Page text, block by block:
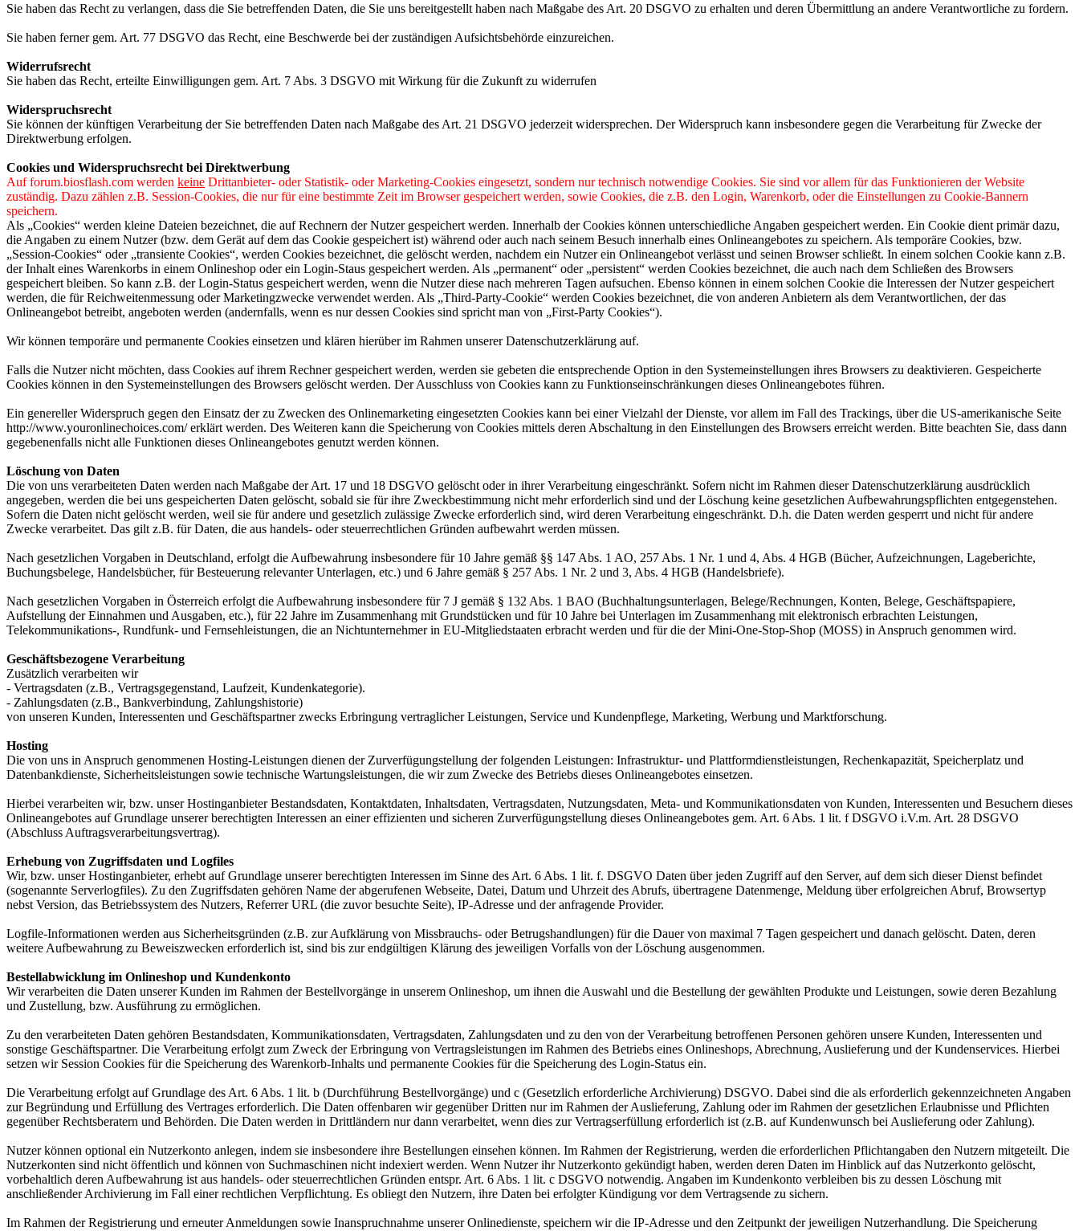
Sie haben das Recht zu verlangen, dass die Sie betreffenden Daten, die Sie uns bereitgestellt haben nach Maßgabe des Art. 20 DSGVO zu erhalten und deren Übermittlung an andere Verantwortliche zu fordern.
Sie haben ferner gem. Art. 77 DSGVO das Recht, eine Beschwerde bei der zuständigen Aufsichtsbehörde einzureichen.
Widerrufsrecht
Sie haben das Recht, erteilte Einwilligungen gem. Art. 7 Abs. 3 DSGVO mit Wirkung für die Zukunft zu widerrufen
Widerspruchsrecht
Sie können der künftigen Verarbeitung der Sie betreffenden Daten nach Maßgabe des Art. 21 DSGVO jederzeit widersprechen. Der Widerspruch kann insbesondere gegen die Verarbeitung für Zwecke der
Direktwerbung erfolgen.
Cookies und Widerspruchsrecht bei Direktwerbung
Auf forum.biosflash.com werden keine Drittanbieter- oder Statistik- oder Marketing-Cookies eingesetzt, sondern nur technisch notwendige Cookies. Sie sind vor allem für das Funktionieren der Website
zuständig. Dazu zählen z.B. Session-Cookies, die nur für eine bestimmte Zeit im Browser gespeichert werden, sowie Cookies, die z.B. den Login, Warenkorb, oder die Einstellungen zu Cookie-Bannern
speichern.
Als „Cookies“ werden kleine Dateien bezeichnet, die auf Rechnern der Nutzer gespeichert werden. Innerhalb der Cookies können unterschiedliche Angaben gespeichert werden. Ein Cookie dient primär dazu,
die Angaben zu einem Nutzer (bzw. dem Gerät auf dem das Cookie gespeichert ist) während oder auch nach seinem Besuch innerhalb eines Onlineangebotes zu speichern. Als temporäre Cookies, bzw.
„Session-Cookies“ oder „transiente Cookies“, werden Cookies bezeichnet, die gelöscht werden, nachdem ein Nutzer ein Onlineangebot verlässt und seinen Browser schließt. In einem solchen Cookie kann z.B.
der Inhalt eines Warenkorbs in einem Onlineshop oder ein Login-Staus gespeichert werden. Als „permanent“ oder „persistent“ werden Cookies bezeichnet, die auch nach dem Schließen des Browsers
gespeichert bleiben. So kann z.B. der Login-Status gespeichert werden, wenn die Nutzer diese nach mehreren Tagen aufsuchen. Ebenso können in einem solchen Cookie die Interessen der Nutzer gespeichert
werden, die für Reichweitenmessung oder Marketingzwecke verwendet werden. Als „Third-Party-Cookie“ werden Cookies bezeichnet, die von anderen Anbietern als dem Verantwortlichen, der das
Onlineangebot betreibt, angeboten werden (andernfalls, wenn es nur dessen Cookies sind spricht man von „First-Party Cookies“).
Wir können temporäre und permanente Cookies einsetzen und klären hierüber im Rahmen unserer Datenschutzerklärung auf.
Falls die Nutzer nicht möchten, dass Cookies auf ihrem Rechner gespeichert werden, werden sie gebeten die entsprechende Option in den Systemeinstellungen ihres Browsers zu deaktivieren. Gespeicherte
Cookies können in den Systemeinstellungen des Browsers gelöscht werden. Der Ausschluss von Cookies kann zu Funktionseinschränkungen dieses Onlineangebotes führen.
Ein genereller Widerspruch gegen den Einsatz der zu Zwecken des Onlinemarketing eingesetzten Cookies kann bei einer Vielzahl der Dienste, vor allem im Fall des Trackings, über die US-amerikanische Seite
http://www.youronlinechoices.com/ erklärt werden. Des Weiteren kann die Speicherung von Cookies mittels deren Abschaltung in den Einstellungen des Browsers erreicht werden. Bitte beachten Sie, dass dann
gegebenenfalls nicht alle Funktionen dieses Onlineangebotes genutzt werden können.
Löschung von Daten
Die von uns verarbeiteten Daten werden nach Maßgabe der Art. 17 und 18 DSGVO gelöscht oder in ihrer Verarbeitung eingeschränkt. Sofern nicht im Rahmen dieser Datenschutzerklärung ausdrücklich
angegeben, werden die bei uns gespeicherten Daten gelöscht, sobald sie für ihre Zweckbestimmung nicht mehr erforderlich sind und der Löschung keine gesetzlichen Aufbewahrungspflichten entgegenstehen.
Sofern die Daten nicht gelöscht werden, weil sie für andere und gesetzlich zulässige Zwecke erforderlich sind, wird deren Verarbeitung eingeschränkt. D.h. die Daten werden gesperrt und nicht für andere
Zwecke verarbeitet. Das gilt z.B. für Daten, die aus handels- oder steuerrechtlichen Gründen aufbewahrt werden müssen.
Nach gesetzlichen Vorgaben in Deutschland, erfolgt die Aufbewahrung insbesondere für 10 Jahre gemäß §§ 147 Abs. 1 AO, 257 Abs. 1 Nr. 1 und 4, Abs. 4 HGB (Bücher, Aufzeichnungen, Lageberichte,
Buchungsbelege, Handelsbücher, für Besteuerung relevanter Unterlagen, etc.) und 6 Jahre gemäß § 257 Abs. 1 Nr. 2 und 3, Abs. 4 HGB (Handelsbriefe).
Nach gesetzlichen Vorgaben in Österreich erfolgt die Aufbewahrung insbesondere für 7 J gemäß § 132 Abs. 1 BAO (Buchhaltungsunterlagen, Belege/Rechnungen, Konten, Belege, Geschäftspapiere,
Aufstellung der Einnahmen und Ausgaben, etc.), für 22 Jahre im Zusammenhang mit Grundstücken und für 10 Jahre bei Unterlagen im Zusammenhang mit elektronisch erbrachten Leistungen,
Telekommunikations-, Rundfunk- und Fernsehleistungen, die an Nichtunternehmer in EU-Mitgliedstaaten erbracht werden und für die der Mini-One-Stop-Shop (MOSS) in Anspruch genommen wird.
Geschäftsbezogene Verarbeitung
Zusätzlich verarbeiten wir
- Vertragsdaten (z.B., Vertragsgegenstand, Laufzeit, Kundenkategorie).
- Zahlungsdaten (z.B., Bankverbindung, Zahlungshistorie)
von unseren Kunden, Interessenten und Geschäftspartner zwecks Erbringung vertraglicher Leistungen, Service und Kundenpflege, Marketing, Werbung und Marktforschung.
Hosting
Die von uns in Anspruch genommenen Hosting-Leistungen dienen der Zurverfügungstellung der folgenden Leistungen: Infrastruktur- und Plattformdienstleistungen, Rechenkapazität, Speicherplatz und
Datenbankdienste, Sicherheitsleistungen sowie technische Wartungsleistungen, die wir zum Zwecke des Betriebs dieses Onlineangebotes einsetzen.
Hierbei verarbeiten wir, bzw. unser Hostinganbieter Bestandsdaten, Kontaktdaten, Inhaltsdaten, Vertragsdaten, Nutzungsdaten, Meta- und Kommunikationsdaten von Kunden, Interessenten und Besuchern dieses
Onlineangebotes auf Grundlage unserer berechtigten Interessen an einer effizienten und sicheren Zurverfügungstellung dieses Onlineangebotes gem. Art. 6 Abs. 1 lit. f DSGVO i.V.m. Art. 28 DSGVO
(Abschluss Auftragsverarbeitungsvertrag).
Erhebung von Zugriffsdaten und Logfiles
Wir, bzw. unser Hostinganbieter, erhebt auf Grundlage unserer berechtigten Interessen im Sinne des Art. 6 Abs. 1 lit. f. DSGVO Daten über jeden Zugriff auf den Server, auf dem sich dieser Dienst befindet
(sogenannte Serverlogfiles). Zu den Zugriffsdaten gehören Name der abgerufenen Webseite, Datei, Datum und Uhrzeit des Abrufs, übertragene Datenmenge, Meldung über erfolgreichen Abruf, Browsertyp
nebst Version, das Betriebssystem des Nutzers, Referrer URL (die zuvor besuchte Seite), IP-Adresse und der anfragende Provider.
Logfile-Informationen werden aus Sicherheitsgründen (z.B. zur Aufklärung von Missbrauchs- oder Betrugshandlungen) für die Dauer von maximal 7 Tagen gespeichert und danach gelöscht. Daten, deren
weitere Aufbewahrung zu Beweiszwecken erforderlich ist, sind bis zur endgültigen Klärung des jeweiligen Vorfalls von der Löschung ausgenommen.
Bestellabwicklung im Onlineshop und Kundenkonto
Wir verarbeiten die Daten unserer Kunden im Rahmen der Bestellvorgänge in unserem Onlineshop, um ihnen die Auswahl und die Bestellung der gewählten Produkte und Leistungen, sowie deren Bezahlung
und Zustellung, bzw. Ausführung zu ermöglichen.
Zu den verarbeiteten Daten gehören Bestandsdaten, Kommunikationsdaten, Vertragsdaten, Zahlungsdaten und zu den von der Verarbeitung betroffenen Personen gehören unsere Kunden, Interessenten und
sonstige Geschäftspartner. Die Verarbeitung erfolgt zum Zweck der Erbringung von Vertragsleistungen im Rahmen des Betriebs eines Onlineshops, Abrechnung, Auslieferung und der Kundenservices. Hierbei
setzen wir Session Cookies für die Speicherung des Warenkorb-Inhalts und permanente Cookies für die Speicherung des Login-Status ein.
Die Verarbeitung erfolgt auf Grundlage des Art. 6 Abs. 1 lit. b (Durchführung Bestellvorgänge) und c (Gesetzlich erforderliche Archivierung) DSGVO. Dabei sind die als erforderlich gekennzeichneten Angaben
zur Begründung und Erfüllung des Vertrages erforderlich. Die Daten offenbaren wir gegenüber Dritten nur im Rahmen der Auslieferung, Zahlung oder im Rahmen der gesetzlichen Erlaubnisse und Pflichten
gegenüber Rechtsberatern und Behörden. Die Daten werden in Drittländern nur dann verarbeitet, wenn dies zur Vertragserfüllung erforderlich ist (z.B. auf Kundenwunsch bei Auslieferung oder Zahlung).
Nutzer können optional ein Nutzerkonto anlegen, indem sie insbesondere ihre Bestellungen einsehen können. Im Rahmen der Registrierung, werden die erforderlichen Pflichtangaben den Nutzern mitgeteilt. Die
Nutzerkonten sind nicht öffentlich und können von Suchmaschinen nicht indexiert werden. Wenn Nutzer ihr Nutzerkonto gekündigt haben, werden deren Daten im Hinblick auf das Nutzerkonto gelöscht,
vorbehaltlich deren Aufbewahrung ist aus handels- oder steuerrechtlichen Gründen entspr. Art. 6 Abs. 1 lit. c DSGVO notwendig. Angaben im Kundenkonto verbleiben bis zu dessen Löschung mit
anschließender Archivierung im Fall einer rechtlichen Verpflichtung. Es obliegt den Nutzern, ihre Daten bei erfolgter Kündigung vor dem Vertragsende zu sichern.
Im Rahmen der Registrierung und erneuter Anmeldungen sowie Inanspruchnahme unserer Onlinedienste, speichern wir die IP-Adresse und den Zeitpunkt der jeweiligen Nutzerhandlung. Die Speicherung